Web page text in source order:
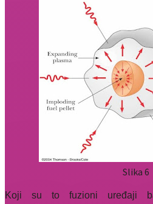
Slika 6
Koji su to fuzioni uređaji